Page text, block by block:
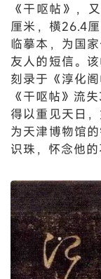
《干呕帖》，
厘米，横26.4
临摹本，为国
友人的短信。
刻录于《淳化
《干呕帖》流
得以重见天日
为天津博物馆
识珠，怀念他的